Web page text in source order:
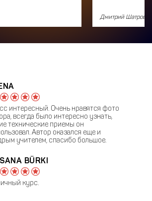
Дмитрий Шатров
интересный. Очень нравятся фото
всегда было интересно узнать,
технические приемы он
Автор оказался еще и
учителем, спасибо большое.
BÜRKI
курс.